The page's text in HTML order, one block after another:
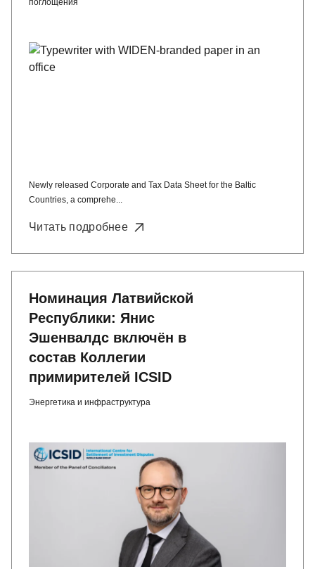
поглощения
Newly released Corporate and Tax Data Sheet for the Baltic
Countries, a comprehe...
Читать подробнее
Номинация Латвийской
Республики: Янис
Эшенвалдс включён в
состав Коллегии
примирителей ICSID
Энергетика и инфраструктура